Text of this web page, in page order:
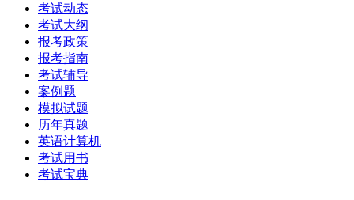
考试动态
考试大纲
报考政策
报考指南
考试辅导
案例题
模拟试题
历年真题
英语计算机
考试用书
考试宝典